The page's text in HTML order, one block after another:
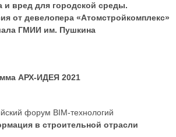
и вред для городской среды.
от девелопера «Атомстройкомплекс»
ГМИИ им. Пушкина
АРХ-ИДЕЯ 2021
форум BIM-технологий
в строительной отрасли